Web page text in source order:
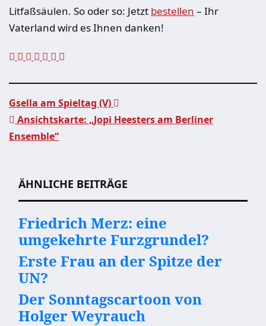
Litfaßsäulen. So oder so: Jetzt bestellen – Ihr
Vaterland wird es Ihnen danken!
Beitragsnavigation
Gsella am Spieltag (V)
Ansichtskarte: „Jopi Heesters am Berliner
Ensemble“
ÄHNLICHE BEITRÄGE
Friedrich Merz: eine
umgekehrte Furzgrundel?
Erste Frau an der Spitze der
UN?
Der Sonntagscartoon von
Holger Weyrauch